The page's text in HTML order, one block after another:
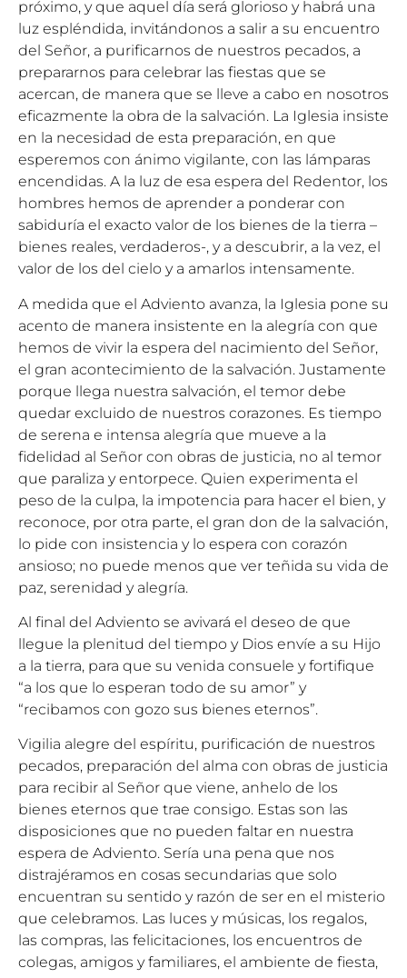
próximo, y que aquel día será glorioso y habrá una
luz espléndida, invitándonos a salir a su encuentro
del Señor, a purificarnos de nuestros pecados, a
prepararnos para celebrar las fiestas que se
acercan, de manera que se lleve a cabo en nosotros
eficazmente la obra de la salvación. La Iglesia insiste
en la necesidad de esta preparación, en que
esperemos con ánimo vigilante, con las lámparas
encendidas. A la luz de esa espera del Redentor, los
hombres hemos de aprender a ponderar con
sabiduría el exacto valor de los bienes de la tierra –
bienes reales, verdaderos-, y a descubrir, a la vez, el
valor de los del cielo y a amarlos intensamente.
A medida que el Adviento avanza, la Iglesia pone su
acento de manera insistente en la alegría con que
hemos de vivir la espera del nacimiento del Señor,
el gran acontecimiento de la salvación. Justamente
porque llega nuestra salvación, el temor debe
quedar excluido de nuestros corazones. Es tiempo
de serena e intensa alegría que mueve a la
fidelidad al Señor con obras de justicia, no al temor
que paraliza y entorpece. Quien experimenta el
peso de la culpa, la impotencia para hacer el bien, y
reconoce, por otra parte, el gran don de la salvación,
lo pide con insistencia y lo espera con corazón
ansioso; no puede menos que ver teñida su vida de
paz, serenidad y alegría.
Al final del Adviento se avivará el deseo de que
llegue la plenitud del tiempo y Dios envíe a su Hijo
a la tierra, para que su venida consuele y fortifique
“a los que lo esperan todo de su amor” y
“recibamos con gozo sus bienes eternos”.
Vigilia alegre del espíritu, purificación de nuestros
pecados, preparación del alma con obras de justicia
para recibir al Señor que viene, anhelo de los
bienes eternos que trae consigo. Estas son las
disposiciones que no pueden faltar en nuestra
espera de Adviento. Sería una pena que nos
distrajéramos en cosas secundarias que solo
encuentran su sentido y razón de ser en el misterio
que celebramos. Las luces y músicas, los regalos,
las compras, las felicitaciones, los encuentros de
colegas, amigos y familiares, el ambiente de fiesta,